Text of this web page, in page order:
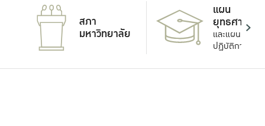
สภา
มหาวิทยาลัย
แผน
ยุทธศาสตร์
และแผน
ปฏิบัติการ